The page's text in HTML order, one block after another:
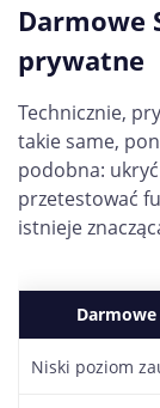
Darmowe
prywatne
Technicznie,
takie same,
podobna:
przetestować
istnieje
Niski poziom